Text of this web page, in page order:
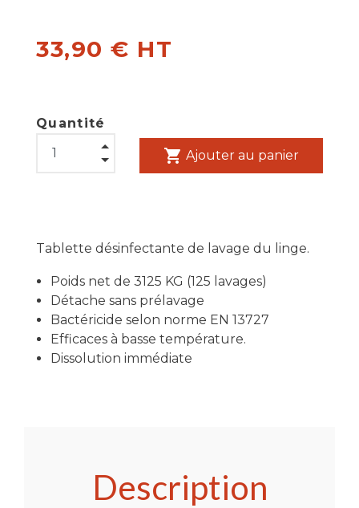
33,90 € HT
Quantité
shopping_cart Ajouter au panier
Tablette désinfectante de lavage du linge.
Poids net de 3125 KG (125 lavages)
Détache sans prélavage
Bactéricide selon norme EN 13727
Efficaces à basse température.
Dissolution immédiate
Description